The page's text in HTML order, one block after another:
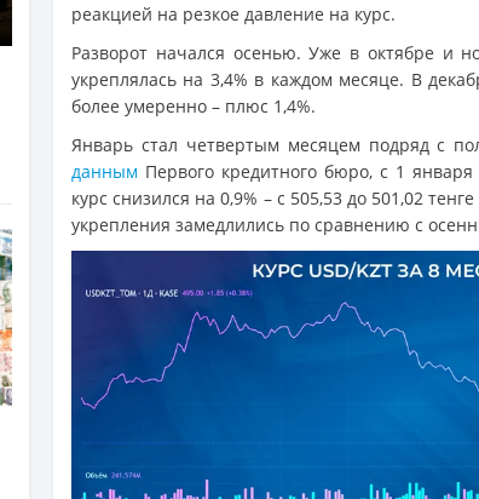
реакцией на резкое давление на курс.
Разворот начался осенью. Уже в октябре и
укреплялась на 3,4% в каждом месяце. В
более умеренно – плюс 1,4%.
Январь стал четвертым месяцем подряд с
данным Первого кредитного бюро, с 1
курс снизился на 0,9% – с 505,53 до 501,02
укрепления замедлились по сравнению с